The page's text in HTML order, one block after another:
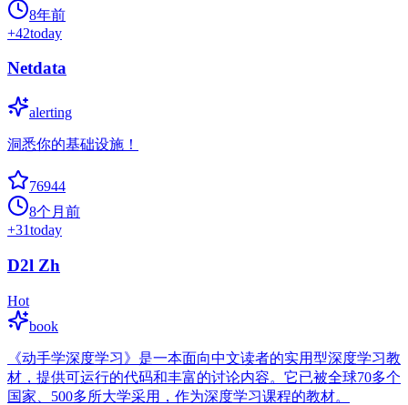
8年前
+42today
Netdata
alerting
洞悉你的基础设施！
76944
8个月前
+31today
D2l Zh
Hot
book
《动手学深度学习》是一本面向中文读者的实用型深度学习教
材，提供可运行的代码和丰富的讨论内容。它已被全球70多个
国家、500多所大学采用，作为深度学习课程的教材。